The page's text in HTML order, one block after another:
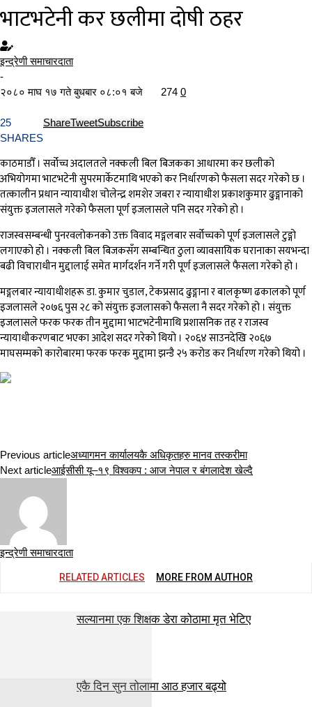
भाटभटेनी कर छलीमा दोषी ठहर
इन्द्रेणी समाचारदाता
-
२०८० माघ १७ गते बुधबार ०८:०१ बजे
274 0
25
SHARES
ShareTweetSubscribe
काठमाडौँ । सर्वोच्च अदालतले नक्कली बिल बिजकका आधारमा कर छलीको
अभियोगमा भाटभटेनी सुपरमार्केटमाथि भएको कर निर्धारणको फैसला सदर गरेको छ ।
तत्कालीन प्रधान न्यायाधीश चोलेन्द्र शमशेर जबरा र न्यायाधीश प्रकाशकुमार ढुङ्गानाको
संयुक्त इजलासले गरेको फैसला पूर्ण इजलासले पनि सदर गरेको हो ।
राजस्वसम्बन्धी पुनरवलोकनको उक्त विवाद मङ्गलबार सर्वोच्चको पूर्ण इजलासले टुङ्गो
लगाएको हो । नक्कली बिल बिजकसँग सम्बन्धित ठुला व्यावसायिक घरानाका सयभन्दा
बढी विचाराधीन मुद्दालाई समेत मार्गदर्शन गर्ने गरी पूर्ण इजलासले फैसला गरेको हो ।
मङ्गलबार न्यायाधीशहरू डा. कुमार चुडाल, टेकप्रसाद ढुङ्गाना र बालकृष्ण ढकालको पूर्ण
इजलासले २०७६ पुस २८ को संयुक्त इजलासको फैसला नै सदर गरेको हो । संयुक्त
इजलासले फरक फरक तीन मुद्दामा भाटभटेनीमाथि प्रशासनिक तह र राजस्व
न्यायाधीकरणबाट भएका आदेश सदर गरेको थियो । २०६४ साउनदेखि २०६७
माघसम्मको कारोबारमा फरक फरक मुद्दामा झन्डै २५ करोड कर निर्धारण गरेको थियो ।
Previous articleअध्यागमन कार्यालयकै अधिकृतहरु मानव तस्करीमा
Next articleआईसीसी यू–१९ विश्वकप : आज नेपाल र बंगलादेश खेल्दै
इन्द्रेणी समाचारदाता
RELATED ARTICLES MORE FROM AUTHOR
सल्यानमा एक शिक्षक डेरा कोठामा मृत भेटिए
एकै दिन सुन तोलामा आठ हजार बढ्यो